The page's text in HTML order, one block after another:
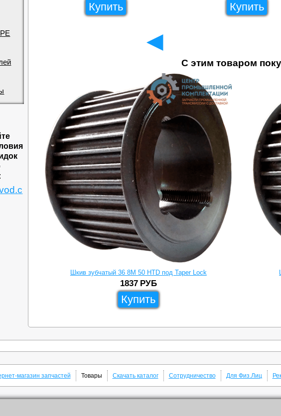
Купить Купить
◄
С этим товаром
Шкив зубчатый 36 8M 50 HTD под Taper Lock
1837 РУБ
Купить
магазин запчастей Товары Скачать каталог Сотрудничество Для Физ.Лиц